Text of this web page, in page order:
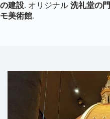
の建設. オリジナル 洗礼堂の門
モ美術館.